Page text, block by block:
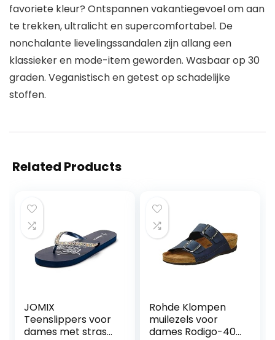
favoriete kleur? Ontspannen vakantiegevoel om aan
te trekken, ultralicht en supercomfortabel. De
nonchalante lievelingssandalen zijn allang een
klassieker en mode-item geworden. Wasbaar op 30
graden. Veganistisch en getest op schadelijke
stoffen.
Related Products
JOMIX
Teenslippers voor
dames met strass,
Rohde Klompen
muilezels voor
dames Rodigo-40